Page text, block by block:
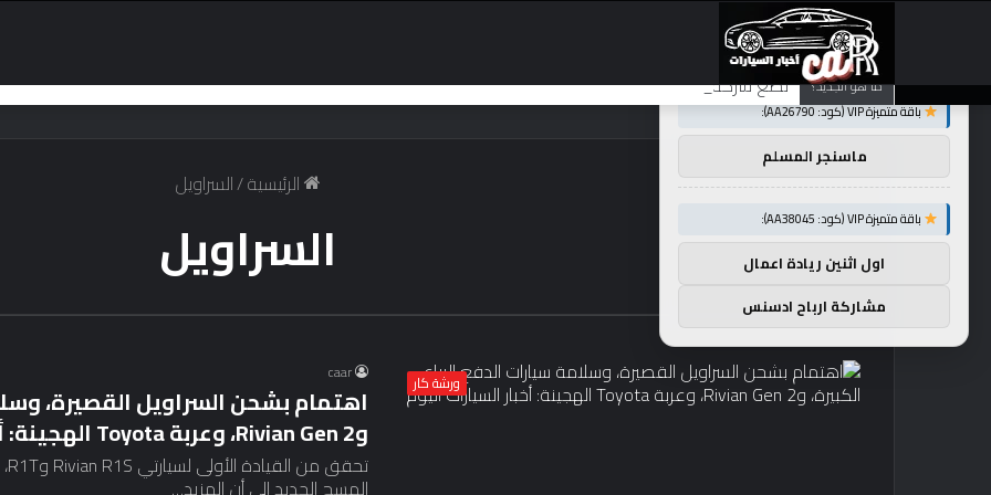
ما هو الجديد؟ تضع شركة BMW منافستها من الفئة G في حالة انتظار مع وصول الرياح المعاكسة في الصين إلى موطنها
الرئيسية/السراويل
السراويل
ورشة كار caar
اهتمام بشحن السراويل القصيرة،
وRivian Gen 2، وعربة Toyota الهجينة: أخبار السيارات اليوم
المسح الجديد إلى أن المزيد…
توصيات :
باقة متميزة VIP (كود: AA26790):
ماسنجر المسلم
باقة متميزة VIP (كود: AA38045):
اول اثنين ريادة اعمال
مشاركة ارباح ادسنس